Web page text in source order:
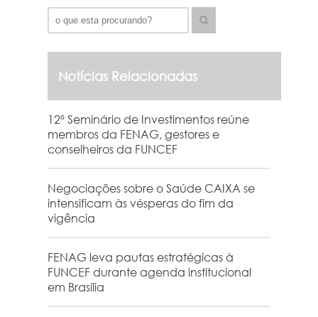
Notícias Relacionadas
12º Seminário de Investimentos reúne
membros da FENAG, gestores e
conselheiros da FUNCEF
Negociações sobre o Saúde CAIXA se
intensificam às vésperas do fim da
vigência
FENAG leva pautas estratégicas à
FUNCEF durante agenda institucional
em Brasília